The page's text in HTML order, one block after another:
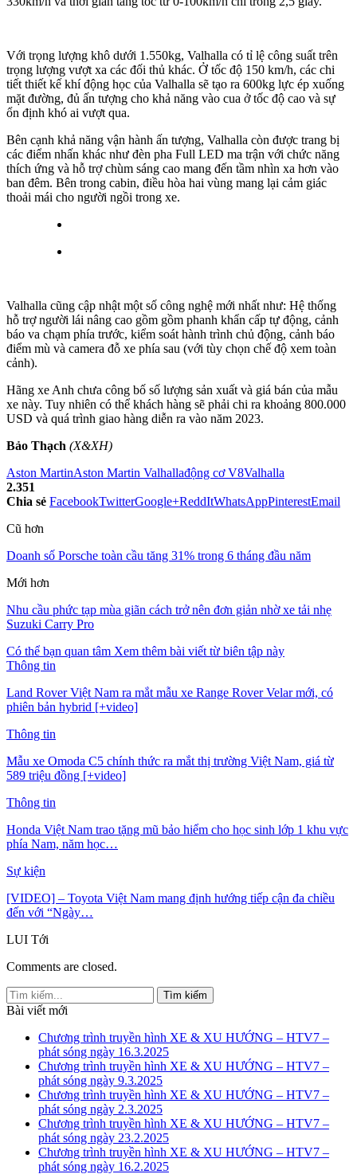
Với trọng lượng khô dưới 1.550kg, Valhalla có tỉ lệ công suất trên
trọng lượng vượt xa các đối thủ khác. Ở tốc độ 150 km/h, các chi
tiết thiết kế khí động học của Valhalla sẽ tạo ra 600kg lực ép xuống
mặt đường, đủ ấn tượng cho khả năng vào cua ở tốc độ cao và sự
ổn định khó ai vượt qua.
Bên cạnh khả năng vận hành ấn tượng, Valhalla còn được trang bị
các điểm nhấn khác như đèn pha Full LED ma trận với chức năng
thích ứng và hỗ trợ chùm sáng cao mang đến tầm nhìn xa hơn vào
ban đêm. Bên trong cabin, điều hòa hai vùng mang lại cảm giác
thoải mái cho người ngồi trong xe.
Valhalla cũng cập nhật một số công nghệ mới nhất như: Hệ thống
hỗ trợ người lái nâng cao gồm gồm phanh khẩn cấp tự động, cảnh
báo va chạm phía trước, kiểm soát hành trình chủ động, cảnh báo
điểm mù và camera đỗ xe phía sau (với tùy chọn chế độ xem toàn
cảnh).
Hãng xe Anh chưa công bố số lượng sản xuất và giá bán của mẫu
xe này. Tuy nhiên có thể khách hàng sẽ phải chi ra khoảng 800.000
USD và quá trình giao hàng diễn ra vào năm 2023.
Bảo Thạch (X&XH)
Aston MartinAston Martin Valhallađộng cơ V8Valhalla
2.351
Chia sẻ FacebookTwitterGoogle+ReddItWhatsAppPinterestEmail
Cũ hơn
Doanh số Porsche toàn cầu tăng 31% trong 6 tháng đầu năm
Mới hơn
Nhu cầu phức tạp mùa giãn cách trở nên đơn giản nhờ xe tải nhẹ
Suzuki Carry Pro
Có thể bạn quan tâm Xem thêm bài viết từ biên tập này
Thông tin
Land Rover Việt Nam ra mắt mẫu xe Range Rover Velar mới, có
phiên bản hybrid [+video]
Thông tin
Mẫu xe Omoda C5 chính thức ra mắt thị trường Việt Nam, giá từ
589 triệu đồng [+video]
Thông tin
Honda Việt Nam trao tặng mũ bảo hiểm cho học sinh lớp 1 khu vực
phía Nam, năm học…
Sự kiện
[VIDEO] – Toyota Việt Nam mang định hướng tiếp cận đa chiều
đến với “Ngày…
LUI Tới
Comments are closed.
Bài viết mới
Chương trình truyền hình XE & XU HƯỚNG – HTV7 –
phát sóng ngày 16.3.2025
Chương trình truyền hình XE & XU HƯỚNG – HTV7 –
phát sóng ngày 9.3.2025
Chương trình truyền hình XE & XU HƯỚNG – HTV7 –
phát sóng ngày 2.3.2025
Chương trình truyền hình XE & XU HƯỚNG – HTV7 –
phát sóng ngày 23.2.2025
Chương trình truyền hình XE & XU HƯỚNG – HTV7 –
phát sóng ngày 16.2.2025